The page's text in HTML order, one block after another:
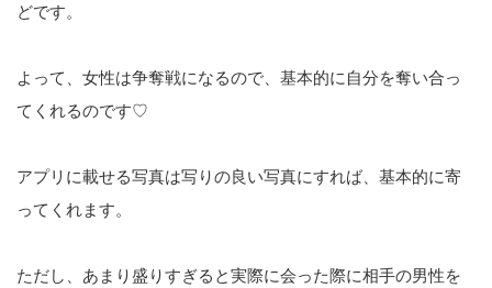
どです。
よって、女性は争奪戦になるので、基本的に自分を奪い合っ
てくれるのです♡
アプリに載せる写真は写りの良い写真にすれば、基本的に寄
ってくれます。
ただし、あまり盛りすぎると実際に会った際に相手の男性を